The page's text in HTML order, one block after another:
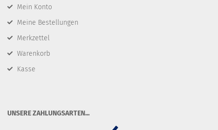
Mein Konto
Meine Bestellungen
Merkzettel
Warenkorb
Kasse
​UNSERE ZAHLUNGSARTEN...